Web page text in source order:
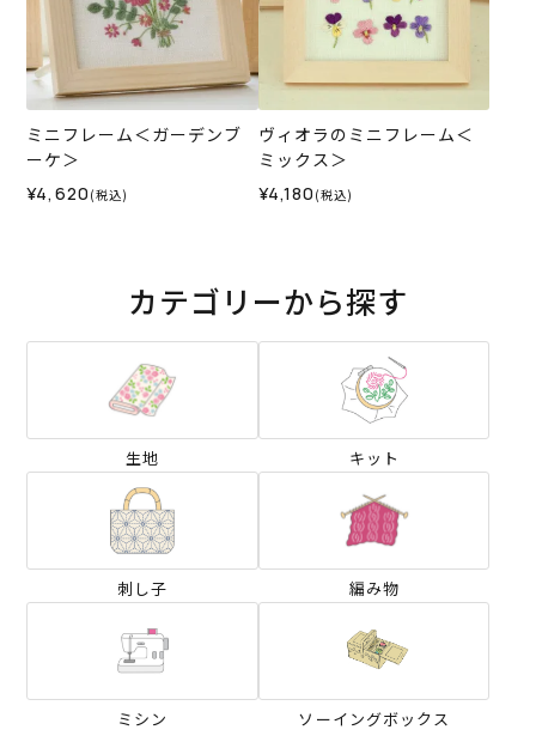
ミニフレーム＜ガーデンブ
ーケ＞
¥4,620 (税込)
ヴィオラのミニフレーム＜
ミックス＞
¥4,180 (税込)
カテゴリーから探す
生地 キット
刺し子 編み物
ミシン ソーイングボックス